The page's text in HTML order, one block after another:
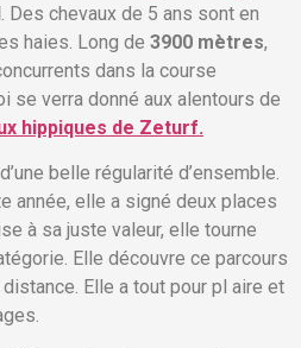
. Des chevaux de 5 ans sont en
haies. Long de 3900 mètres,
dans la course
se verra donné aux alentours de
hippiques de Zeturf.
belle régularité d’ensemble.
année, elle a signé deux places
à sa juste valeur, elle tourne
Elle découvre ce parcours
Elle a tout pour pl aire et